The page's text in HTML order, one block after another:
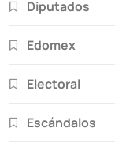
Diputados
Edomex
Electoral
Escándalos